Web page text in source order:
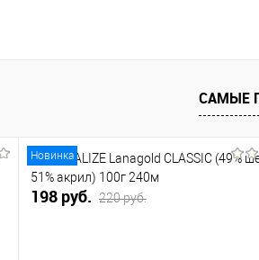
САМЫЕ
Новинка
Пряжа ALIZE Lanagold CLASSIC (49%
51% акрил) 100г 240м
198 руб. 220 руб.